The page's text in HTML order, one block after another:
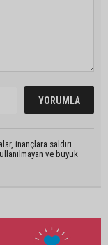
inançlara saldırı
ve büyük